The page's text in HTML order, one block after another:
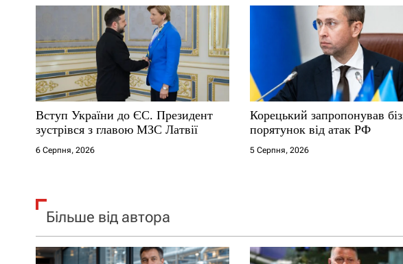
а
п
и
с
і
в
Вступ України до ЄС. Президент
зустрівся з главою МЗС Латвії
6 Серпня, 2026
Корецький запропонував
порятунок від атак РФ
5 Серпня, 2026
Більше від автора